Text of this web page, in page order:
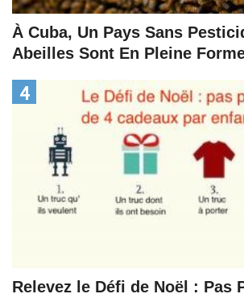
À Cuba, Un Pays Sans
Abeilles Sont En Pleine
4
Relevez le Défi de Noël : Pas